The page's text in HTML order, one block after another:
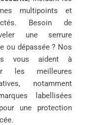
multipoints et
Besoin de
une serrure
ou dépassée ? Nos
vous aident à
les meilleures
notamment
labellisées
une protection